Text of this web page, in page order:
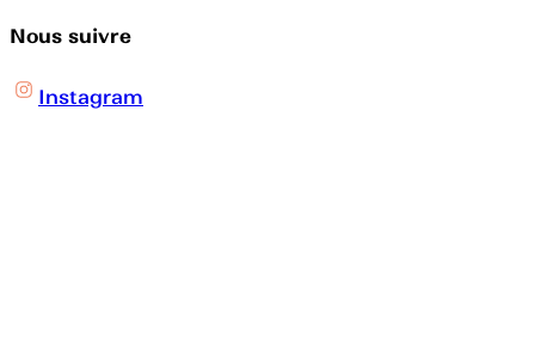
Nous suivre
Instagram